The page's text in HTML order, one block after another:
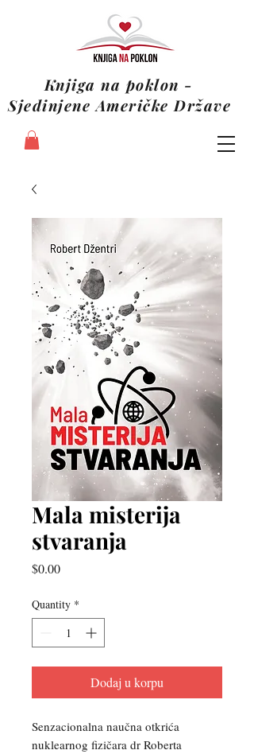
Knjiga na poklon -
Sjedinjene Američke Države
Mala misterija
stvaranja
$0.00Price
Quantity *
Dodaj u korpu
Senzacionalna naučna otkrića
nuklearnog fizičara dr Roberta